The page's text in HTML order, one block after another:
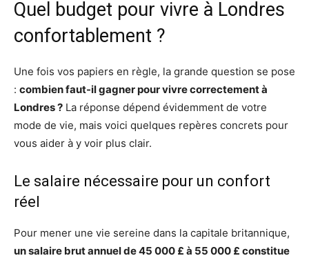
Quel budget pour vivre à Londres
confortablement ?
Une fois vos papiers en règle, la grande question se pose
: combien faut-il gagner pour vivre correctement à
Londres ? La réponse dépend évidemment de votre
mode de vie, mais voici quelques repères concrets pour
vous aider à y voir plus clair.
Le salaire nécessaire pour un confort
réel
Pour mener une vie sereine dans la capitale britannique,
un salaire brut annuel de 45 000 £ à 55 000 £ constitue